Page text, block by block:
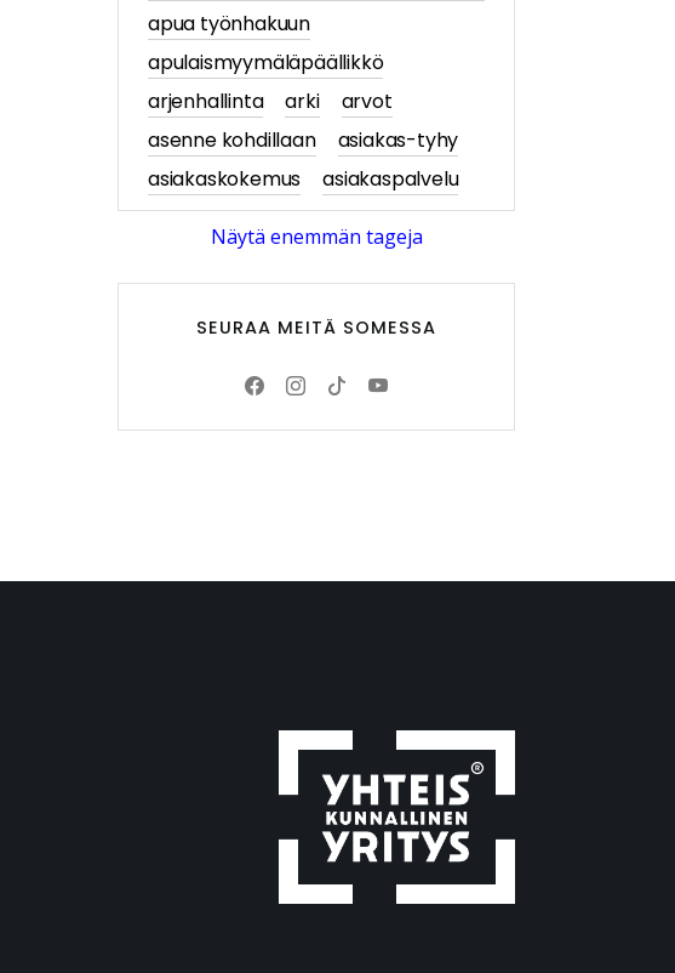
apua työnhakuun
apulaismyymäläpäällikkö
arjenhallinta
arki
arvot
asenne kohdillaan
asiakas-tyhy
asiakaskokemus
asiakaspalvelu
asiakastarina
asiakastarinat
asiakasymmärrys
asiantuntijablogi
askartelu
askartelu- ja käsityötuotteet
digiopastaja-kurssi
digitaalisuus
digitaidot haltuun
digitaitojen opettelu
Näytä enemmän tageja
SEURAA MEITÄ SOMESSA